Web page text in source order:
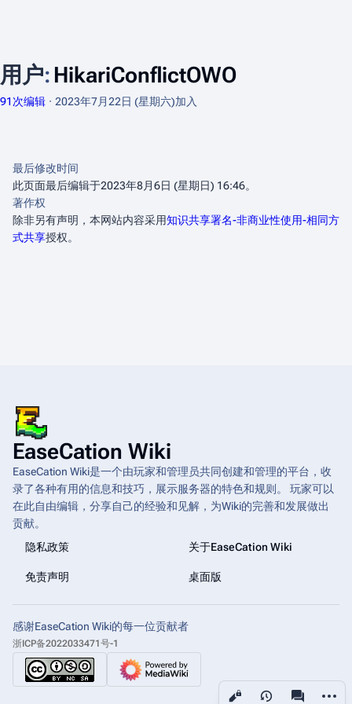
用户: HikariConflictOWO
91次编辑 2023年7月22日 (星期六)加入
查看 更多
最后修改时间
此页面最后编辑于2023年8月6日 (星期日) 16:46。
著作权
除非另有声明，本网站内容采用知识共享署名-非商业性使用-相同方
式共享授权。
EaseCation Wiki
EaseCation Wiki是一个由玩家和管理员共同创建和管理的平台，收
录了各种有用的信息和技巧，展示服务器的特色和规则。 玩家可以
在此自由编辑，分享自己的经验和见解，为Wiki的完善和发展做出
贡献。
隐私政策
关于EaseCation Wiki
免责声明 桌面版
感谢EaseCation Wiki的每一位贡献者
浙ICP备2022033471号-1